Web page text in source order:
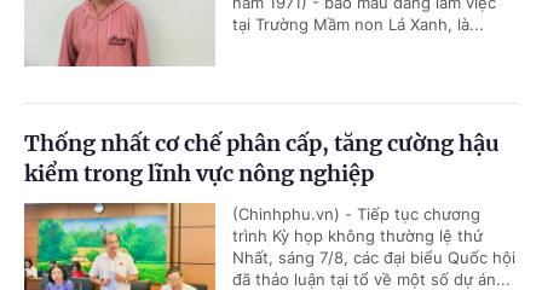
tại Trường Mầm non Lá Xanh, là...
Thống nhất cơ chế phân cấp, tăng cường hậu
kiểm trong lĩnh vực nông nghiệp
(Chinhphu.vn) - Tiếp tục chương
trình Kỳ họp không thường lệ thứ
Nhất, sáng 7/8, các đại biểu Quốc hội
đã thảo luận tại tổ về một số dự án...